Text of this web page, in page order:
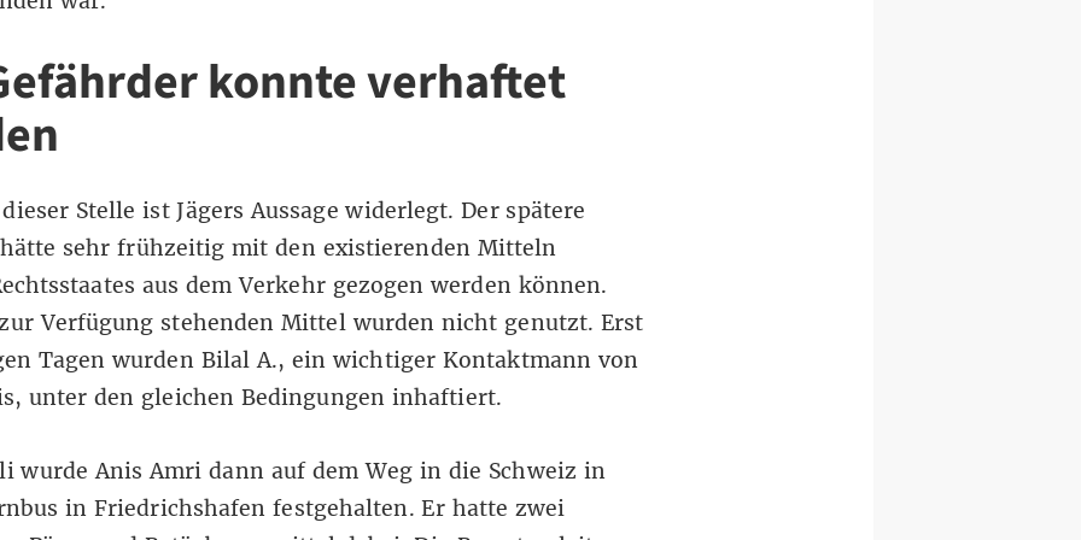
konnte verhaftet
Stelle ist Jägers Aussage widerlegt. Der spätere
sehr frühzeitig mit den existierenden Mitteln
aus dem Verkehr gezogen werden können.
Verfügung stehenden Mittel wurden nicht genutzt. Erst
Tagen wurden Bilal A., ein wichtiger Kontaktmann von
unter den gleichen Bedingungen inhaftiert.
wurde Anis Amri dann auf dem Weg in die Schweiz in
in Friedrichshafen festgehalten. Er hatte zwei